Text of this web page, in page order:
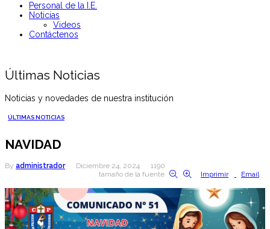
Personal de la I.E.
Noticias
Videos
Contáctenos
Últimas Noticias
Noticias y novedades de nuestra institución
ÚLTIMAS NOTICIAS
NAVIDAD
By administrador Diciembre 24, 2024
1190
tamaño de la fuente
Imprimir Email